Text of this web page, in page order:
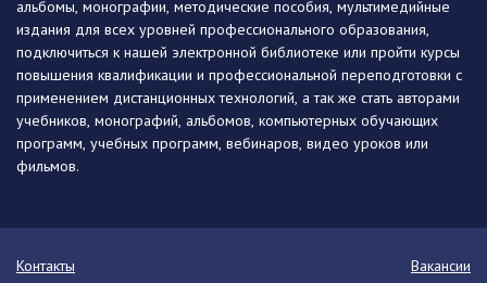
альбомы, монографии, методические пособия, мультимедийные
издания для всех уровней профессионального образования,
подключиться к нашей электронной библиотеке или пройти курсы
повышения квалификации и профессиональной переподготовки с
применением дистанционных технологий, а так же стать авторами
учебников, монографий, альбомов, компьютерных обучающих
программ, учебных программ, вебинаров, видео уроков или
фильмов.
Контакты
Вакансии